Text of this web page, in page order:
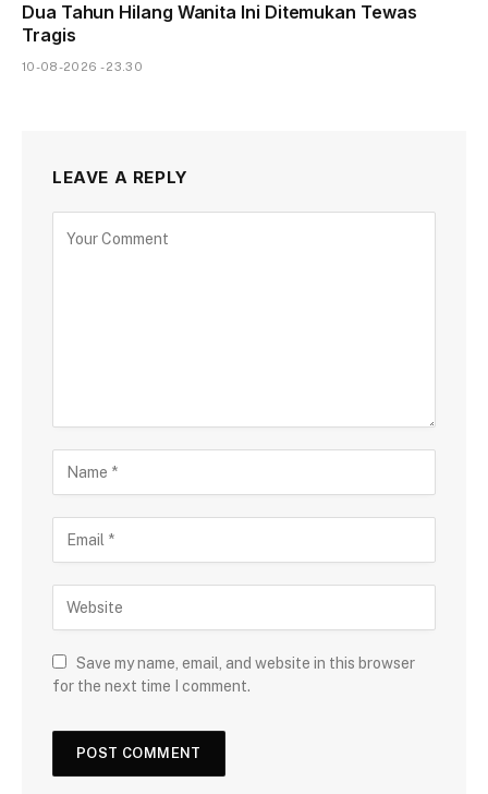
Dua Tahun Hilang Wanita Ini Ditemukan Tewas
Tragis
10-08-2026 - 23.30
LEAVE A REPLY
Save my name, email, and website in this browser
for the next time I comment.